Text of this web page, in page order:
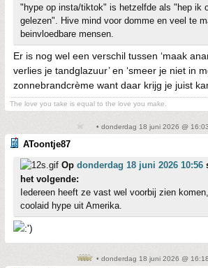
"hype op insta/tiktok" is hetzelfde als "hep ik
gelezen". Hive mind voor domme en veel te
beinvloedbare mensen.
Er is nog wel een verschil tussen ‘maak
verlies je tandglazuur’ en ‘smeer je niet in
zonnebrandcrème want daar krijg je juist
The love you take is equal to the love you make.
• donderdag 18 juni 2026 @
AToontje87
Op donderdag 18 juni 2026 10:56
het volgende:
Iedereen heeft ze vast wel voorbij zien
coolaid hype uit Amerika.
• donderdag 18 juni 2026 @